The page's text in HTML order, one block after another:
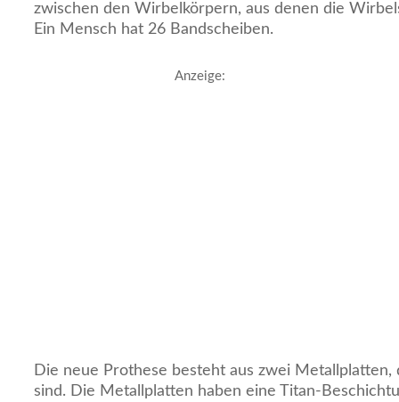
zwischen den Wirbelkörpern, aus denen die
Ein Mensch hat 26 Bandscheiben.
Anzeige:
Die neue Prothese besteht aus zwei
sind. Die Metallplatten haben eine Titan-